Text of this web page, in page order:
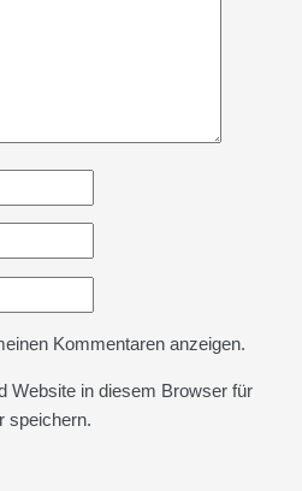
Kommentaren anzeigen.
Website in diesem Browser für
speichern.